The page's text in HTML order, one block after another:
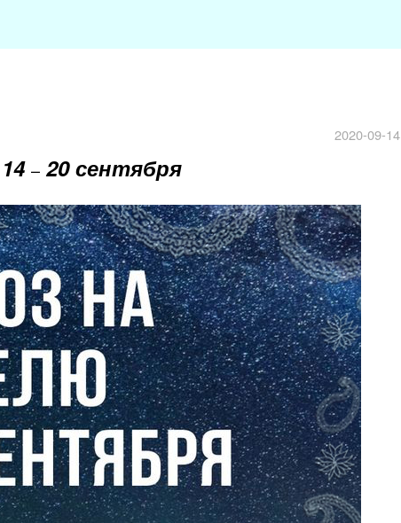
2020-09-14
– 20 сентября